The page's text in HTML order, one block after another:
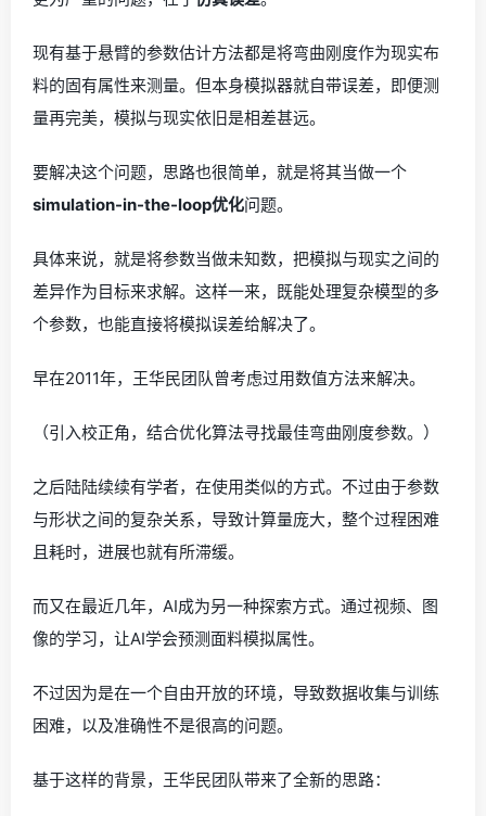
现有基于悬臂的参数估计方法都是将弯曲刚度作为现实布
料的固有属性来测量。但本身模拟器就自带误差，即便测
量再完美，模拟与现实依旧是相差甚远。
要解决这个问题，思路也很简单，就是将其当做一个
simulation-in-the-loop优化问题。
具体来说，就是将参数当做未知数，把模拟与现实之间的
差异作为目标来求解。这样一来，既能处理复杂模型的多
个参数，也能直接将模拟误差给解决了。
早在2011年，王华民团队曾考虑过用数值方法来解决。
（引入校正角，结合优化算法寻找最佳弯曲刚度参数。）
之后陆陆续续有学者，在使用类似的方式。不过由于参数
与形状之间的复杂关系，导致计算量庞大，整个过程困难
且耗时，进展也就有所滞缓。
而又在最近几年，AI成为另一种探索方式。通过视频、图
像的学习，让AI学会预测面料模拟属性。
不过因为是在一个自由开放的环境，导致数据收集与训练
困难，以及准确性不是很高的问题。
基于这样的背景，王华民团队带来了全新的思路：